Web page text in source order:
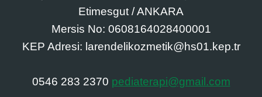
Etimesgut / ANKARA
Mersis No: 0608164028400001
KEP Adresi: larendelikozmetik@hs01.kep.tr
0546 283 2370 pediaterapi@gmail.com